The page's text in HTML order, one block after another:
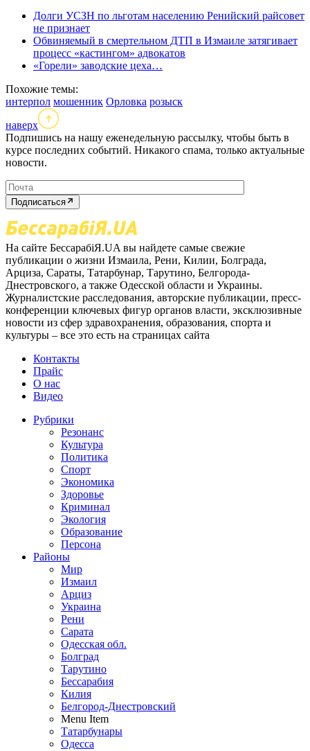
Долги УСЗН по льготам населению Ренийский райсовет
не признает
Обвиняемый в смертельном ДТП в Измаиле затягивает
процесс «кастингом» адвокатов
«Горели» заводские цеха…
Похожие темы:
интерпол мошенник Орловка розыск
наверх
Подпишись на нашу еженедельную рассылку, чтобы быть в
курсе последних событий. Никакого спама, только актуальные
новости.
Подписаться
На сайте БессарабіЯ.UA вы найдете самые свежие
публикации о жизни Измаила, Рени, Килии, Болграда,
Арциза, Сараты, Татарбунар, Тарутино, Белгорода-
Днестровского, а также Одесской области и Украины.
Журналистские расследования, авторские публикации, пресс-
конференции ключевых фигур органов власти, эксклюзивные
новости из сфер здравохранения, образования, спорта и
культуры – все это есть на страницах сайта
Контакты
Прайс
О нас
Видео
Рубрики
Резонанс
Культура
Политика
Спорт
Экономика
Здоровье
Криминал
Экология
Образование
Персона
Районы
Мир
Измаил
Арциз
Украина
Рени
Сарата
Одесская обл.
Болград
Тарутино
Бессарабия
Килия
Белгород-Днестровский
Menu Item
Татарбунары
Одесса